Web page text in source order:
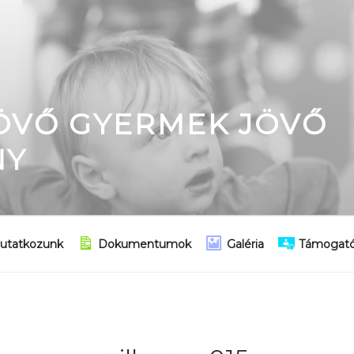
GYERMEK JÖVŐ
Dokumentumok Galéria